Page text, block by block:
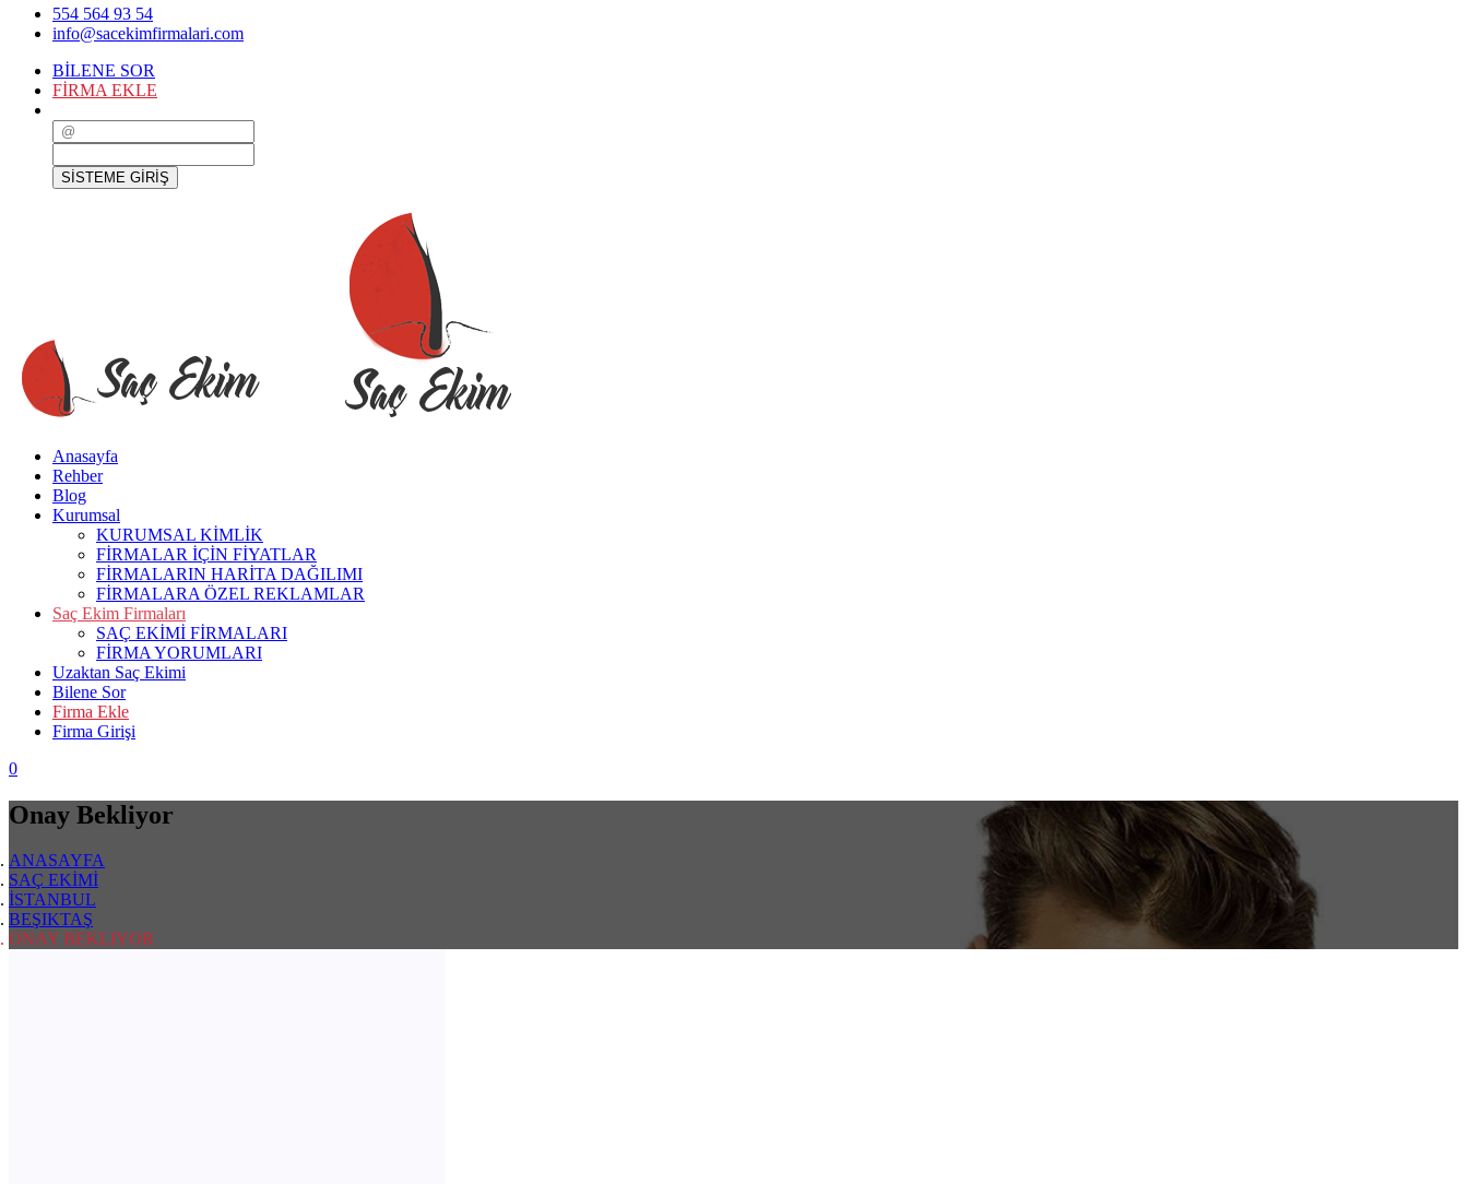
554 564 93 54
info@sacekimfirmalari.com
BİLENE SOR
FİRMA EKLE
SİSTEME GİRİŞ
Anasayfa
Rehber
Blog
Kurumsal
KURUMSAL KİMLİK
FİRMALAR İÇİN FİYATLAR
FİRMALARIN HARİTA DAĞILIMI
FİRMALARA ÖZEL REKLAMLAR
Saç Ekim Firmaları
SAÇ EKİMİ FİRMALARI
FİRMA YORUMLARI
Uzaktan Saç Ekimi
Bilene Sor
Firma Ekle
Firma Girişi
0
Onay Bekliyor
ANASAYFA
SAÇ EKİMİ
İSTANBUL
BEŞIKTAŞ
ONAY BEKLIYOR